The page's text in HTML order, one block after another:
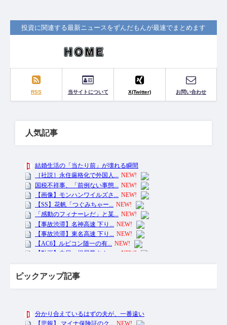
投資に関連する最新ニュースをずんだもんが最速でまとめます
RSS 当サイトについて X(Twitter) お問い合わせ
人気記事
ピックアップ記事